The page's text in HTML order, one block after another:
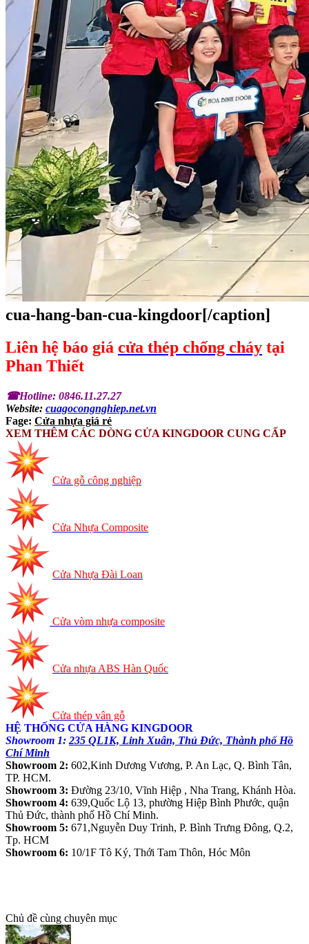
cua-hang-ban-cua-kingdoor[/caption]​
Liên hệ báo giá cửa thép chống cháy tại
Phan Thiết
☎Hotline: 0846.11.27.27
Website: cuagocongnghiep.net.vn
Fage: Cửa nhựa giá rẻ
XEM THÊM CÁC DÒNG CỬA KINGDOOR CUNG CẤP
Cửa gỗ công nghiệp
Cửa Nhựa Composite
Cửa Nhựa Đài Loan
Cửa vòm nhựa composite
Cửa nhựa ABS Hàn Quốc
Cửa thép vân gỗ
HỆ THỐNG CỬA HÀNG KINGDOOR
Showroom 1: 235 QL1K, Linh Xuân, Thủ Đức, Thành phố Hồ
Chí Minh
Showroom 2: 602,Kinh Dương Vương, P. An Lạc, Q. Bình Tân,
TP. HCM.
Showroom 3: Đường 23/10, Vĩnh Hiệp , Nha Trang, Khánh Hòa.
Showroom 4: 639,Quốc Lộ 13, phường Hiệp Bình Phước, quận
Thủ Đức, thành phố Hồ Chí Minh.
Showroom 5: 671,Nguyễn Duy Trinh, P. Bình Trưng Đông, Q.2,
Tp. HCM
Showroom 6: 10/1F Tô Ký, Thới Tam Thôn, Hóc Môn
Chủ đề cùng chuyên mục